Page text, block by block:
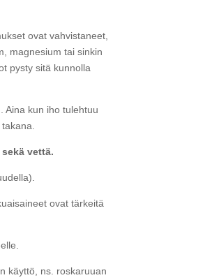
ovat vahvistaneet,
magnesium tai sinkin
pysty sitä kunnolla
Aina kun iho tulehtuu
vettä.
ovat tärkeitä
käyttö, ns. roskaruuan